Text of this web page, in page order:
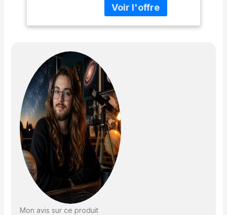
présente des océans
rappelant la manière
dont les explorateurs
suivaient autrefois le
parcours du Soleil.
Rotation autonome
grâce à la lumière —
Utilisant la lumière
ambiante et le champ
magnétique terrestre, le
globe tourne
silencieusement sans
Mon avis sur ce produit